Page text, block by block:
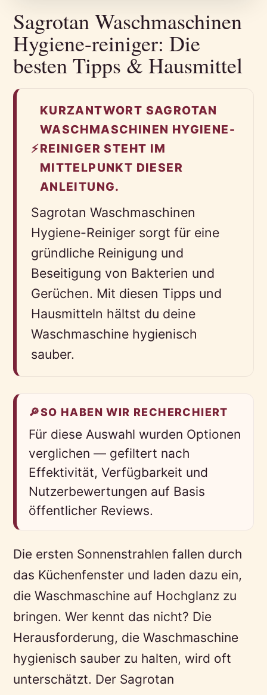
Sagrotan Waschmaschinen
Hygiene-reiniger: Die
besten Tipps & Hausmittel
⚡
KURZANTWORT SAGROTAN
WASCHMASCHINEN HYGIENE-
REINIGER STEHT IM
MITTELPUNKT DIESER
ANLEITUNG.
Sagrotan Waschmaschinen
Hygiene-Reiniger sorgt für eine
gründliche Reinigung und
Beseitigung von Bakterien und
Gerüchen. Mit diesen Tipps und
Hausmitteln hältst du deine
Waschmaschine hygienisch
sauber.
🔎SO HABEN WIR RECHERCHIERT
Für diese Auswahl wurden Optionen
verglichen — gefiltert nach
Effektivität, Verfügbarkeit und
Nutzerbewertungen auf Basis
öffentlicher Reviews.
Die ersten Sonnenstrahlen fallen durch
das Küchenfenster und laden dazu ein,
die Waschmaschine auf Hochglanz zu
bringen. Wer kennt das nicht? Die
Herausforderung, die Waschmaschine
hygienisch sauber zu halten, wird oft
unterschätzt. Der Sagrotan